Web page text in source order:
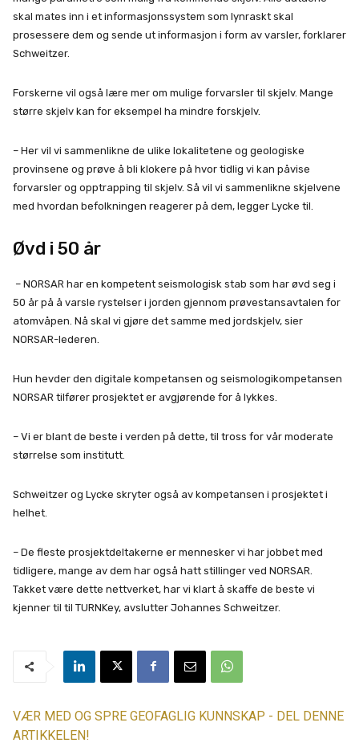
skal mates inn i et informasjonssystem som lynraskt skal
prosessere dem og sende ut informasjon i form av varsler, forklarer
Schweitzer.
Forskerne vil også lære mer om mulige forvarsler til skjelv. Mange
større skjelv kan for eksempel ha mindre forskjelv.
– Her vil vi sammenlikne de ulike lokalitetene og geologiske
provinsene og prøve å bli klokere på hvor tidlig vi kan påvise
forvarsler og opptrapping til skjelv. Så vil vi sammenlikne skjelvene
med hvordan befolkningen reagerer på dem, legger Lycke til.
Øvd i 50 år
– NORSAR har en kompetent seismologisk stab som har øvd seg i
50 år på å varsle rystelser i jorden gjennom prøvestansavtalen for
atomvåpen. Nå skal vi gjøre det samme med jordskjelv, sier
NORSAR-lederen.
Hun hevder den digitale kompetansen og seismologikompetansen
NORSAR tilfører prosjektet er avgjørende for å lykkes.
– Vi er blant de beste i verden på dette, til tross for vår moderate
størrelse som institutt.
Schweitzer og Lycke skryter også av kompetansen i prosjektet i
helhet.
– De fleste prosjektdeltakerne er mennesker vi har jobbet med
tidligere, mange av dem har også hatt stillinger ved NORSAR.
Takket være dette nettverket, har vi klart å skaffe de beste vi
kjenner til til TURNKey, avslutter Johannes Schweitzer.
VÆR MED OG SPRE GEOFAGLIG KUNNSKAP - DEL DENNE
ARTIKKELEN!